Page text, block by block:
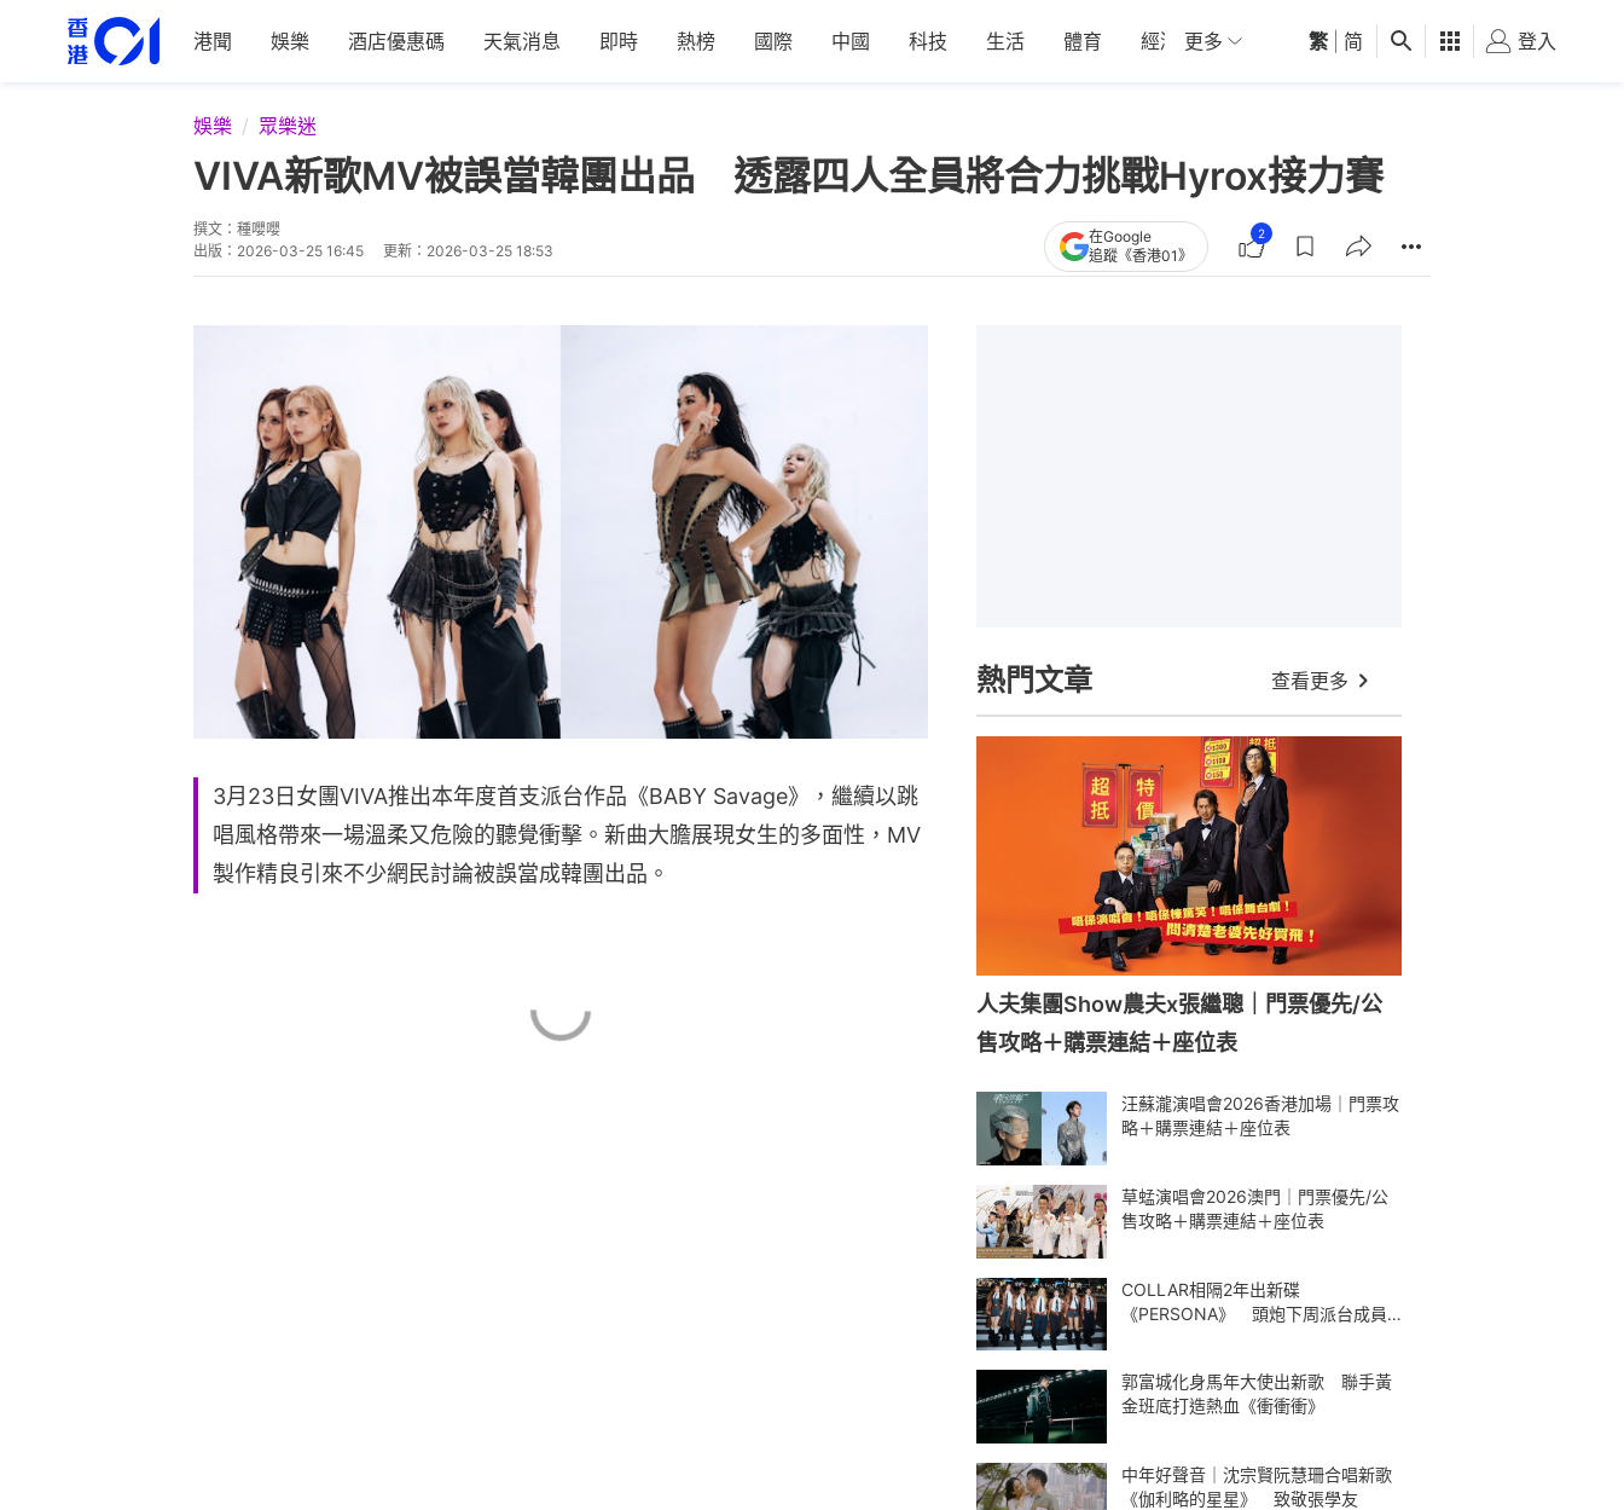
港聞 娛樂 酒店優惠碼 天氣消息 即時 熱榜 國際 中國 科技 生活 體育 經濟 01深圳 觀點 健康 好食玩飛
更多 繁 简 登入
娛樂 眾樂迷
VIVA新歌MV被誤當韓團出品 透露四人全員將合力挑戰Hyrox接力賽
撰文： 種嚶嚶
出版： 2026-03-25 16:45 更新： 2026-03-25 18:53
在Google
追蹤《香港01》
2
3月23日女團VIVA推出本年度首支派台作品《BABY Savage》，繼續以跳
唱風格帶來一場溫柔又危險的聽覺衝擊。新曲大膽展現女生的多面性，MV
製作精良引來不少網民討論被誤當成韓團出品。
熱門文章 查看更多
人夫集團Show農夫x張繼聰｜門票優先/公
售攻略＋購票連結＋座位表
汪蘇瀧演唱會2026香港加場｜門票攻
略＋購票連結＋座位表
草蜢演唱會2026澳門｜門票優先/公
售攻略＋購票連結＋座位表
COLLAR相隔2年出新碟
《PERSONA》 頭炮下周派台成員
郭富城化身馬年大使出新歌 聯手黃
金班底打造熱血《衝衝衝》
中年好聲音｜沈宗賢阮慧珊合唱新歌
《伽利略的星星》 致敬張學友